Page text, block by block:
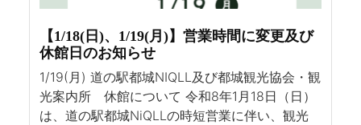
【1/18(日)、1/19(月)】営業時間に変更及び
休館日のお知らせ
1/19(月) 道の駅都城NIQLL及び都城観光協会・観
光案内所 休館について 令和8年1月18日（日）
は、道の駅都城NiQLLの時短営業に伴い、観光